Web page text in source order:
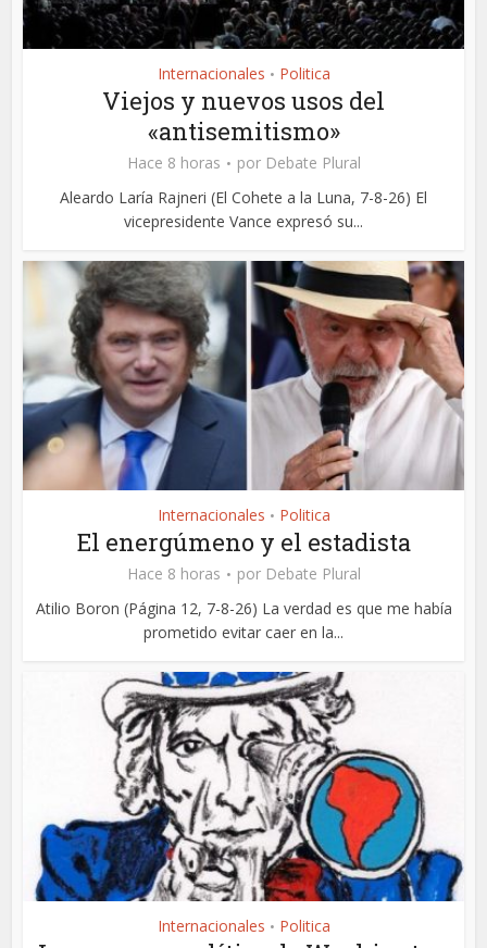
Internacionales • Politica
Viejos y nuevos usos del
«antisemitismo»
Hace 8 horas por Debate Plural
Aleardo Laría Rajneri (El Cohete a la Luna, 7-8-26) El
vicepresidente Vance expresó su...
Internacionales • Politica
El energúmeno y el estadista
Hace 8 horas por Debate Plural
Atilio Boron (Página 12, 7-8-26) La verdad es que me había
prometido evitar caer en la...
Internacionales • Politica